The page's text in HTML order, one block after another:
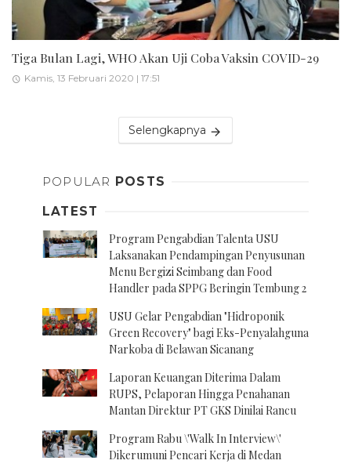
Tiga Bulan Lagi, WHO Akan Uji Coba Vaksin COVID-29
Kamis, 13 Februari 2020 | 17:51
Selengkapnya
POPULAR POSTS
LATEST
Program Pengabdian Talenta USU
Laksanakan Pendampingan Penyusunan
Menu Bergizi Seimbang dan Food
Handler pada SPPG Beringin Tembung 2
USU Gelar Pengabdian "Hidroponik
Green Recovery" bagi Eks-Penyalahguna
Narkoba di Belawan Sicanang
Laporan Keuangan Diterima Dalam
RUPS, Pelaporan Hingga Penahanan
Mantan Direktur PT GKS Dinilai Rancu
Program Rabu \'Walk In Interview\'
Dikerumuni Pencari Kerja di Medan